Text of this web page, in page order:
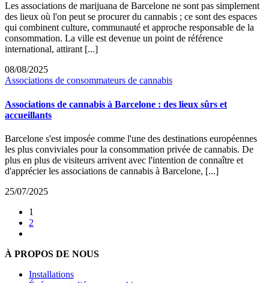
Les associations de marijuana de Barcelone ne sont pas simplement
des lieux où l'on peut se procurer du cannabis ; ce sont des espaces
qui combinent culture, communauté et approche responsable de la
consommation. La ville est devenue un point de référence
international, attirant [...]
08/08/2025
Associations de consommateurs de cannabis
Associations de cannabis à Barcelone : des lieux sûrs et
accueillants
Barcelone s'est imposée comme l'une des destinations européennes
les plus conviviales pour la consommation privée de cannabis. De
plus en plus de visiteurs arrivent avec l'intention de connaître et
d'apprécier les associations de cannabis à Barcelone, [...]
25/07/2025
1
2
À PROPOS DE NOUS
Installations